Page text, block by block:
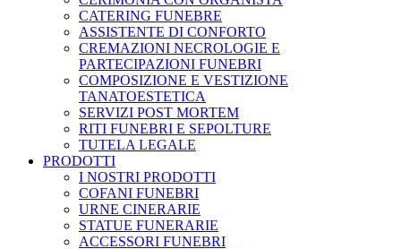
CATERING FUNEBRE
ASSISTENTE DI CONFORTO
CREMAZIONI NECROLOGIE E
PARTECIPAZIONI FUNEBRI
COMPOSIZIONE E VESTIZIONE
TANATOESTETICA
SERVIZI POST MORTEM
RITI FUNEBRI E SEPOLTURE
TUTELA LEGALE
PRODOTTI
I NOSTRI PRODOTTI
COFANI FUNEBRI
URNE CINERARIE
STATUE FUNERARIE
ACCESSORI FUNEBRI